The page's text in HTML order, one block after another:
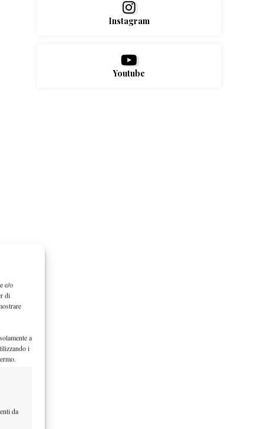
e/o
di
a
i
da
Instagram
Youtube